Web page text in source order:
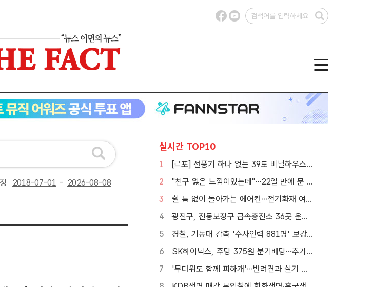
-
실시간 TOP10
1
[르포] 선풍기 하나 없는 39도 비닐하우스…이주노동자의 '악몽같은 폭염'
2
"친구 잃은 느낌이었는데"…22일 만에 문 연 홈플러스 가보니[TF현장]
3
쉴 틈 없이 돌아가는 에어컨…전기화재 여름철에 몰린다
4
광진구, 전동보장구 급속충전소 36곳 운영…수리비도 지원
5
경찰, 기동대 감축 '수사인력 881명' 보강…9월 초까지 상피제 시행
6
SK하이닉스, 주당 375원 분기배당…추가 주주환원 예고
7
'무더위도 함께 피하개'…반려견과 살기 좋은 자치구는 어디